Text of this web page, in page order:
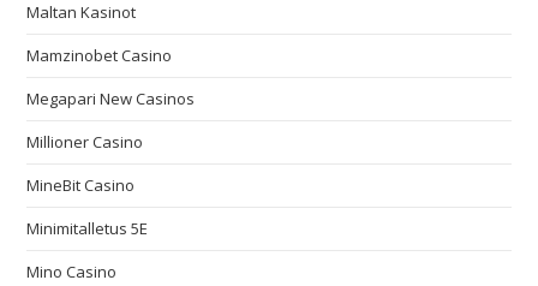
Maltan Kasinot
Mamzinobet Casino
Megapari New Casinos
Millioner Casino
MineBit Casino
Minimitalletus 5E
Mino Casino